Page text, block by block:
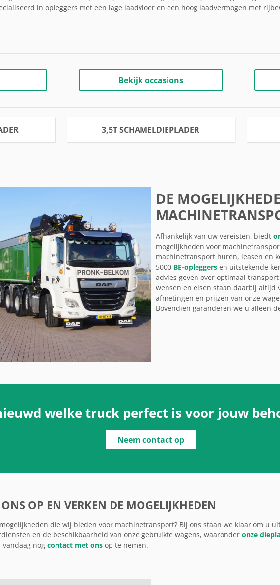
in opleggers met een lage laadvloer en een hoog laadvermogen met
Bekijk occasions
3,5T SCHAMELDIEPLADER
DE
Afhankelijk van uw vereisten, biedt
mogelijkheden voor
machinetransport huren, leasen en
5000 BE-opleggers en uitstekende
advies geven over optimaal
wensen en eisen staan daarbij altijd
afmetingen en prijzen van onze
Bovendien garanderen we u alleen
welke truck perfect is voor jouw
Neem contact op
OP EN VERKEN DE MOGELIJKHEDEN
die wij bieden voor machinetransport? Bij ons staan we klaar om u
en de beschikbaarheid van onze gebruikte wagens, waaronder onze
nog contact met ons op te nemen.